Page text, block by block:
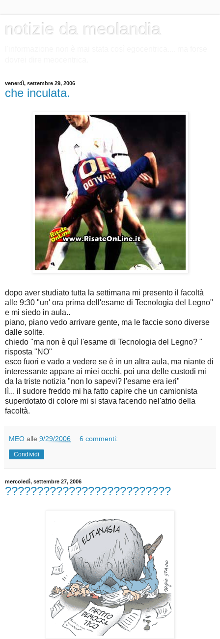
notizie da meolandia
venerdì, settembre 29, 2006
che inculata.
dopo aver studiato tutta la settimana mi presento il facoltà
alle 9:30 "un' ora prima dell'esame di Tecnologia del Legno"
e mi siedo in aula..
piano, piano vedo arrivare gente, ma le faccie sono diverse
dalle solite.
chiedo "ma non è quì l'esame di Tecnologia del Legno? "
risposta "NO"
esco fuori e vado a vedere se è in un altra aula, ma niante di
interessante appare ai miei occhi, poi una delle custodi mi
da la triste notizia "non lo sapevi? l'esame era ieri"
lì... il sudore freddo mi ha fatto capire che un camionista
superdotato di colore mi si stava facendo nel'atrio della
facoltà.
MEO alle 9/29/2006 6 commenti:
Condividi
mercoledì, settembre 27, 2006
??????????????????????????